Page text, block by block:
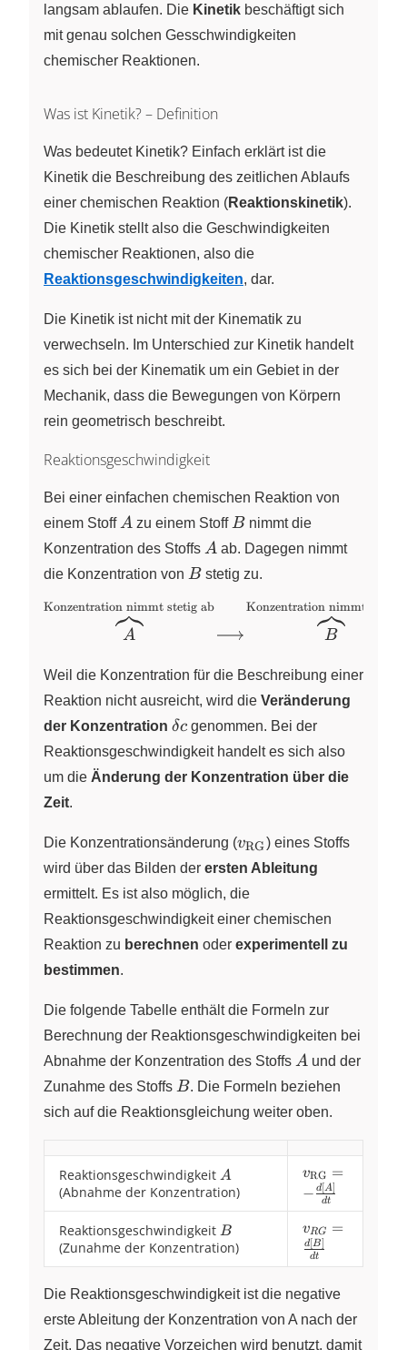
langsam ablaufen. Die Kinetik beschäftigt sich
mit genau solchen Gesschwindigkeiten
chemischer Reaktionen.
Was ist Kinetik? – Definition
Was bedeutet Kinetik? Einfach erklärt ist die
Kinetik die Beschreibung des zeitlichen Ablaufs
einer chemischen Reaktion (Reaktionskinetik).
Die Kinetik stellt also die Geschwindigkeiten
chemischer Reaktionen, also die
Reaktionsgeschwindigkeiten, dar.
Die Kinetik ist nicht mit der Kinematik zu
verwechseln. Im Unterschied zur Kinetik handelt
es sich bei der Kinematik um ein Gebiet in der
Mechanik, dass die Bewegungen von Körpern
rein geometrisch beschreibt.
Reaktionsgeschwindigkeit
Bei einer einfachen chemischen Reaktion von
einem Stoff A
A zu einem Stoff B
Bnimmt die
Konzentration des Stoffs A
A ab. Dagegen nimmt
die Konzentration von B
Bstetig zu.
\overbrace{A}^{\text{Konzentration
nimmt stetig ab}} \ce{->}
nimmt stetig zu} }
A
Konzentration nimmt stetig ab
B
Konzentration nimmt stetig
Weil die Konzentration für die Beschreibung einer
Reaktion nicht ausreicht, wird die Veränderung
der Konzentration \delta
c
δcgenommen. Bei der
Reaktionsgeschwindigkeit handelt es sich also
um die Änderung der Konzentration über die
Zeit.
Die Konzentrationsänderung (v_{\text{RG}}
vRG) eines Stoffs
wird über das Bilden der ersten Ableitung
ermittelt. Es ist also möglich, die
Reaktionsgeschwindigkeit einer chemischen
Reaktion zu berechnen oder experimentell zu
bestimmen.
Die folgende Tabelle enthält die Formeln zur
Berechnung der Reaktionsgeschwindigkeiten bei
Abnahme der Konzentration des Stoffs A
A und der
Zunahme des Stoffs B
B. Die Formeln beziehen
sich auf die Reaktionsgleichung weiter oben.
Reaktionsgeschwindigkeit A
A
(Abnahme der Konzentration)
= - \frac{d[A]}
{dt}
vRG =
−
dt
d[A]
Reaktionsgeschwindigkeit B
B
(Zunahme der Konzentration)
v_{RG} =
\frac{d[B]}
{dt}
vRG =
dt
d[B]
Die Reaktionsgeschwindigkeit ist die negative
erste Ableitung der Konzentration von A nach der
Zeit. Das negative Vorzeichen wird benutzt, damit